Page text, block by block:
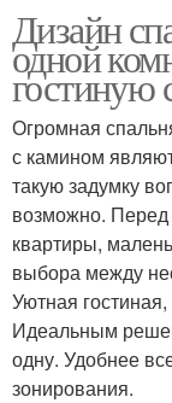
Дизайн
одной
гостиную
Огромная
с камином
такую задумку
возможно. Перед
квартиры,
выбора между
Уютная
Идеальным
одну. Удобнее
зонирования.